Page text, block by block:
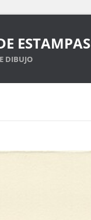
ESTAMPAS
DIBUJO